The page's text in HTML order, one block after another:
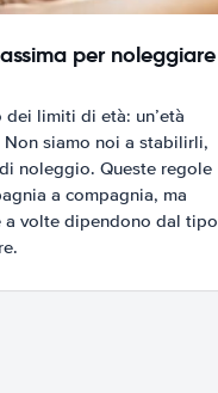
per noleggiare
limiti di età: un’età
Non siamo noi a stabilirli,
noleggio. Queste regole
a compagnia, ma
a volte dipendono dal tipo